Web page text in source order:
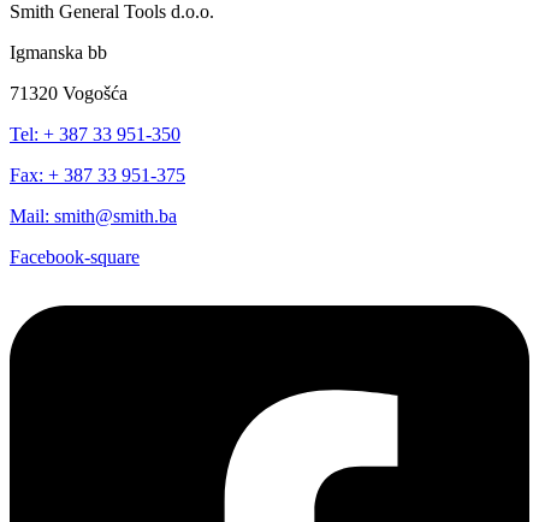
Smith General Tools d.o.o.
Igmanska bb
71320 Vogošća
Tel: + 387 33 951-350
Fax: + 387 33 951-375
Mail: smith@smith.ba
Facebook-square